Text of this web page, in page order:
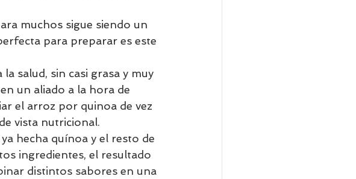
muchos sigue siendo un
para preparar es este
salud, sin casi grasa y muy
un aliado a la hora de
el arroz por quinoa de vez
vista nutricional.
hecha quínoa y el resto de
ingredientes, el resultado
distintos sabores en una